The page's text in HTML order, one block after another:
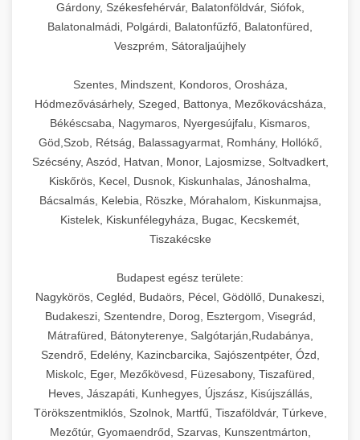
Gárdony, Székesfehérvár, Balatonföldvár, Siófok,
Balatonalmádi, Polgárdi, Balatonfűzfő, Balatonfüred,
Veszprém, Sátoraljaújhely
Szentes, Mindszent, Kondoros, Orosháza,
Hódmezővásárhely, Szeged, Battonya, Mezőkovácsháza,
Békéscsaba, Nagymaros, Nyergesújfalu, Kismaros,
Göd,Szob, Rétság, Balassagyarmat, Romhány, Hollókő,
Szécsény, Aszód, Hatvan, Monor, Lajosmizse, Soltvadkert,
Kiskőrös, Kecel, Dusnok, Kiskunhalas, Jánoshalma,
Bácsalmás, Kelebia, Röszke, Mórahalom, Kiskunmajsa,
Kistelek, Kiskunfélegyháza, Bugac, Kecskemét,
Tiszakécske
Budapest egész területe:
Nagykörös, Cegléd, Budaörs, Pécel, Gödöllő, Dunakeszi,
Budakeszi, Szentendre, Dorog, Esztergom, Visegrád,
Mátrafüred, Bátonyterenye, Salgótarján,Rudabánya,
Szendrő, Edelény, Kazincbarcika, Sajószentpéter, Ózd,
Miskolc, Eger, Mezőkövesd, Füzesabony, Tiszafüred,
Heves, Jászapáti, Kunhegyes, Újszász, Kisújszállás,
Törökszentmiklós, Szolnok, Martfű, Tiszaföldvár, Túrkeve,
Mezőtúr, Gyomaendrőd, Szarvas, Kunszentmárton,